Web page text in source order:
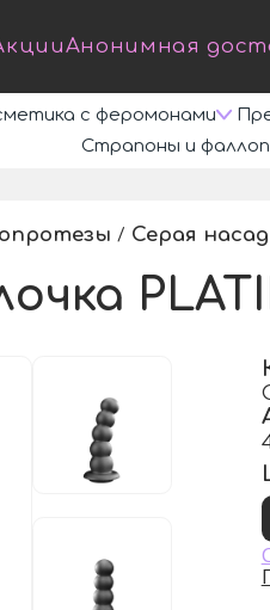
Анонимная
с феромонами
Страпоны и
/ Серая